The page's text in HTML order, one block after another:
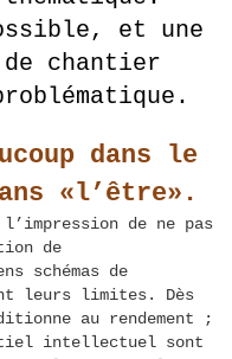
et une
chantier
dans le
«l’être».
de ne pas
de
schémas de
leurs limites. Dès
au rendement ;
intellectuel sont